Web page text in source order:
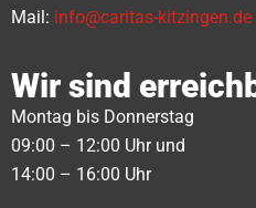
Mail: info@caritas-kitzingen.de
Wir sind
Montag bis Donnerstag
09:00 – 12:00 Uhr und
14:00 – 16:00 Uhr